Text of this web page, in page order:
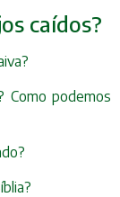
caídos?
Como podemos